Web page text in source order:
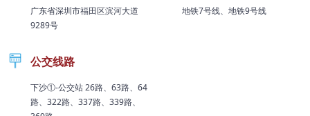
地铁7号线、地铁9号线
广东省深圳市福田区滨河大道
9289号
公交线路
下沙①-公交站 26路、63路、64
路、322路、337路、339路、